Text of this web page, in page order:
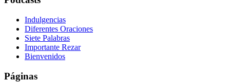
Indulgencias
Diferentes Oraciones
Siete Palabras
Importante Rezar
Bienvenidos
Páginas